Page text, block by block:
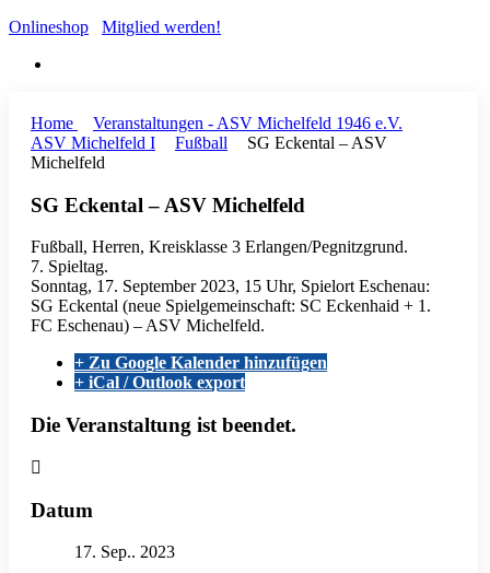
Onlineshop
Mitglied werden!
Home
Veranstaltungen - ASV Michelfeld 1946 e.V.
ASV Michelfeld I
Fußball
SG Eckental – ASV
Michelfeld
SG Eckental – ASV Michelfeld
Fußball, Herren, Kreisklasse 3 Erlangen/Pegnitzgrund.
7. Spieltag.
Sonntag, 17. September 2023, 15 Uhr, Spielort Eschenau:
SG Eckental (neue Spielgemeinschaft: SC Eckenhaid + 1.
FC Eschenau) – ASV Michelfeld.
+ Zu Google Kalender hinzufügen
+ iCal / Outlook export
Die Veranstaltung ist beendet.
Datum
17. Sep.. 2023